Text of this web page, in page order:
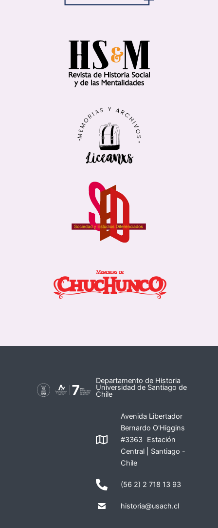
Departamento de Historia
Universidad de Santiago de
Chile
Avenida Libertador
Bernardo O'Higgins
#3363 Estación
Central | Santiago -
Chile
(56 2) 2 718 13 93
historia@usach.cl